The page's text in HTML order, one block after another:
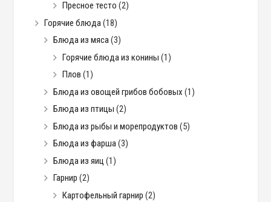
Пресное тесто (2)
Горячие блюда(18)
Блюда из мяса(3)
Горячие блюда из конины (1)
Плов (1)
Блюда из овощей грибов бобовых (1)
Блюда из птицы (2)
Блюда из рыбы и морепродуктов (5)
Блюда из фарша(3)
Блюда из яиц (1)
Гарнир (2)
Картофельный гарнир (2)